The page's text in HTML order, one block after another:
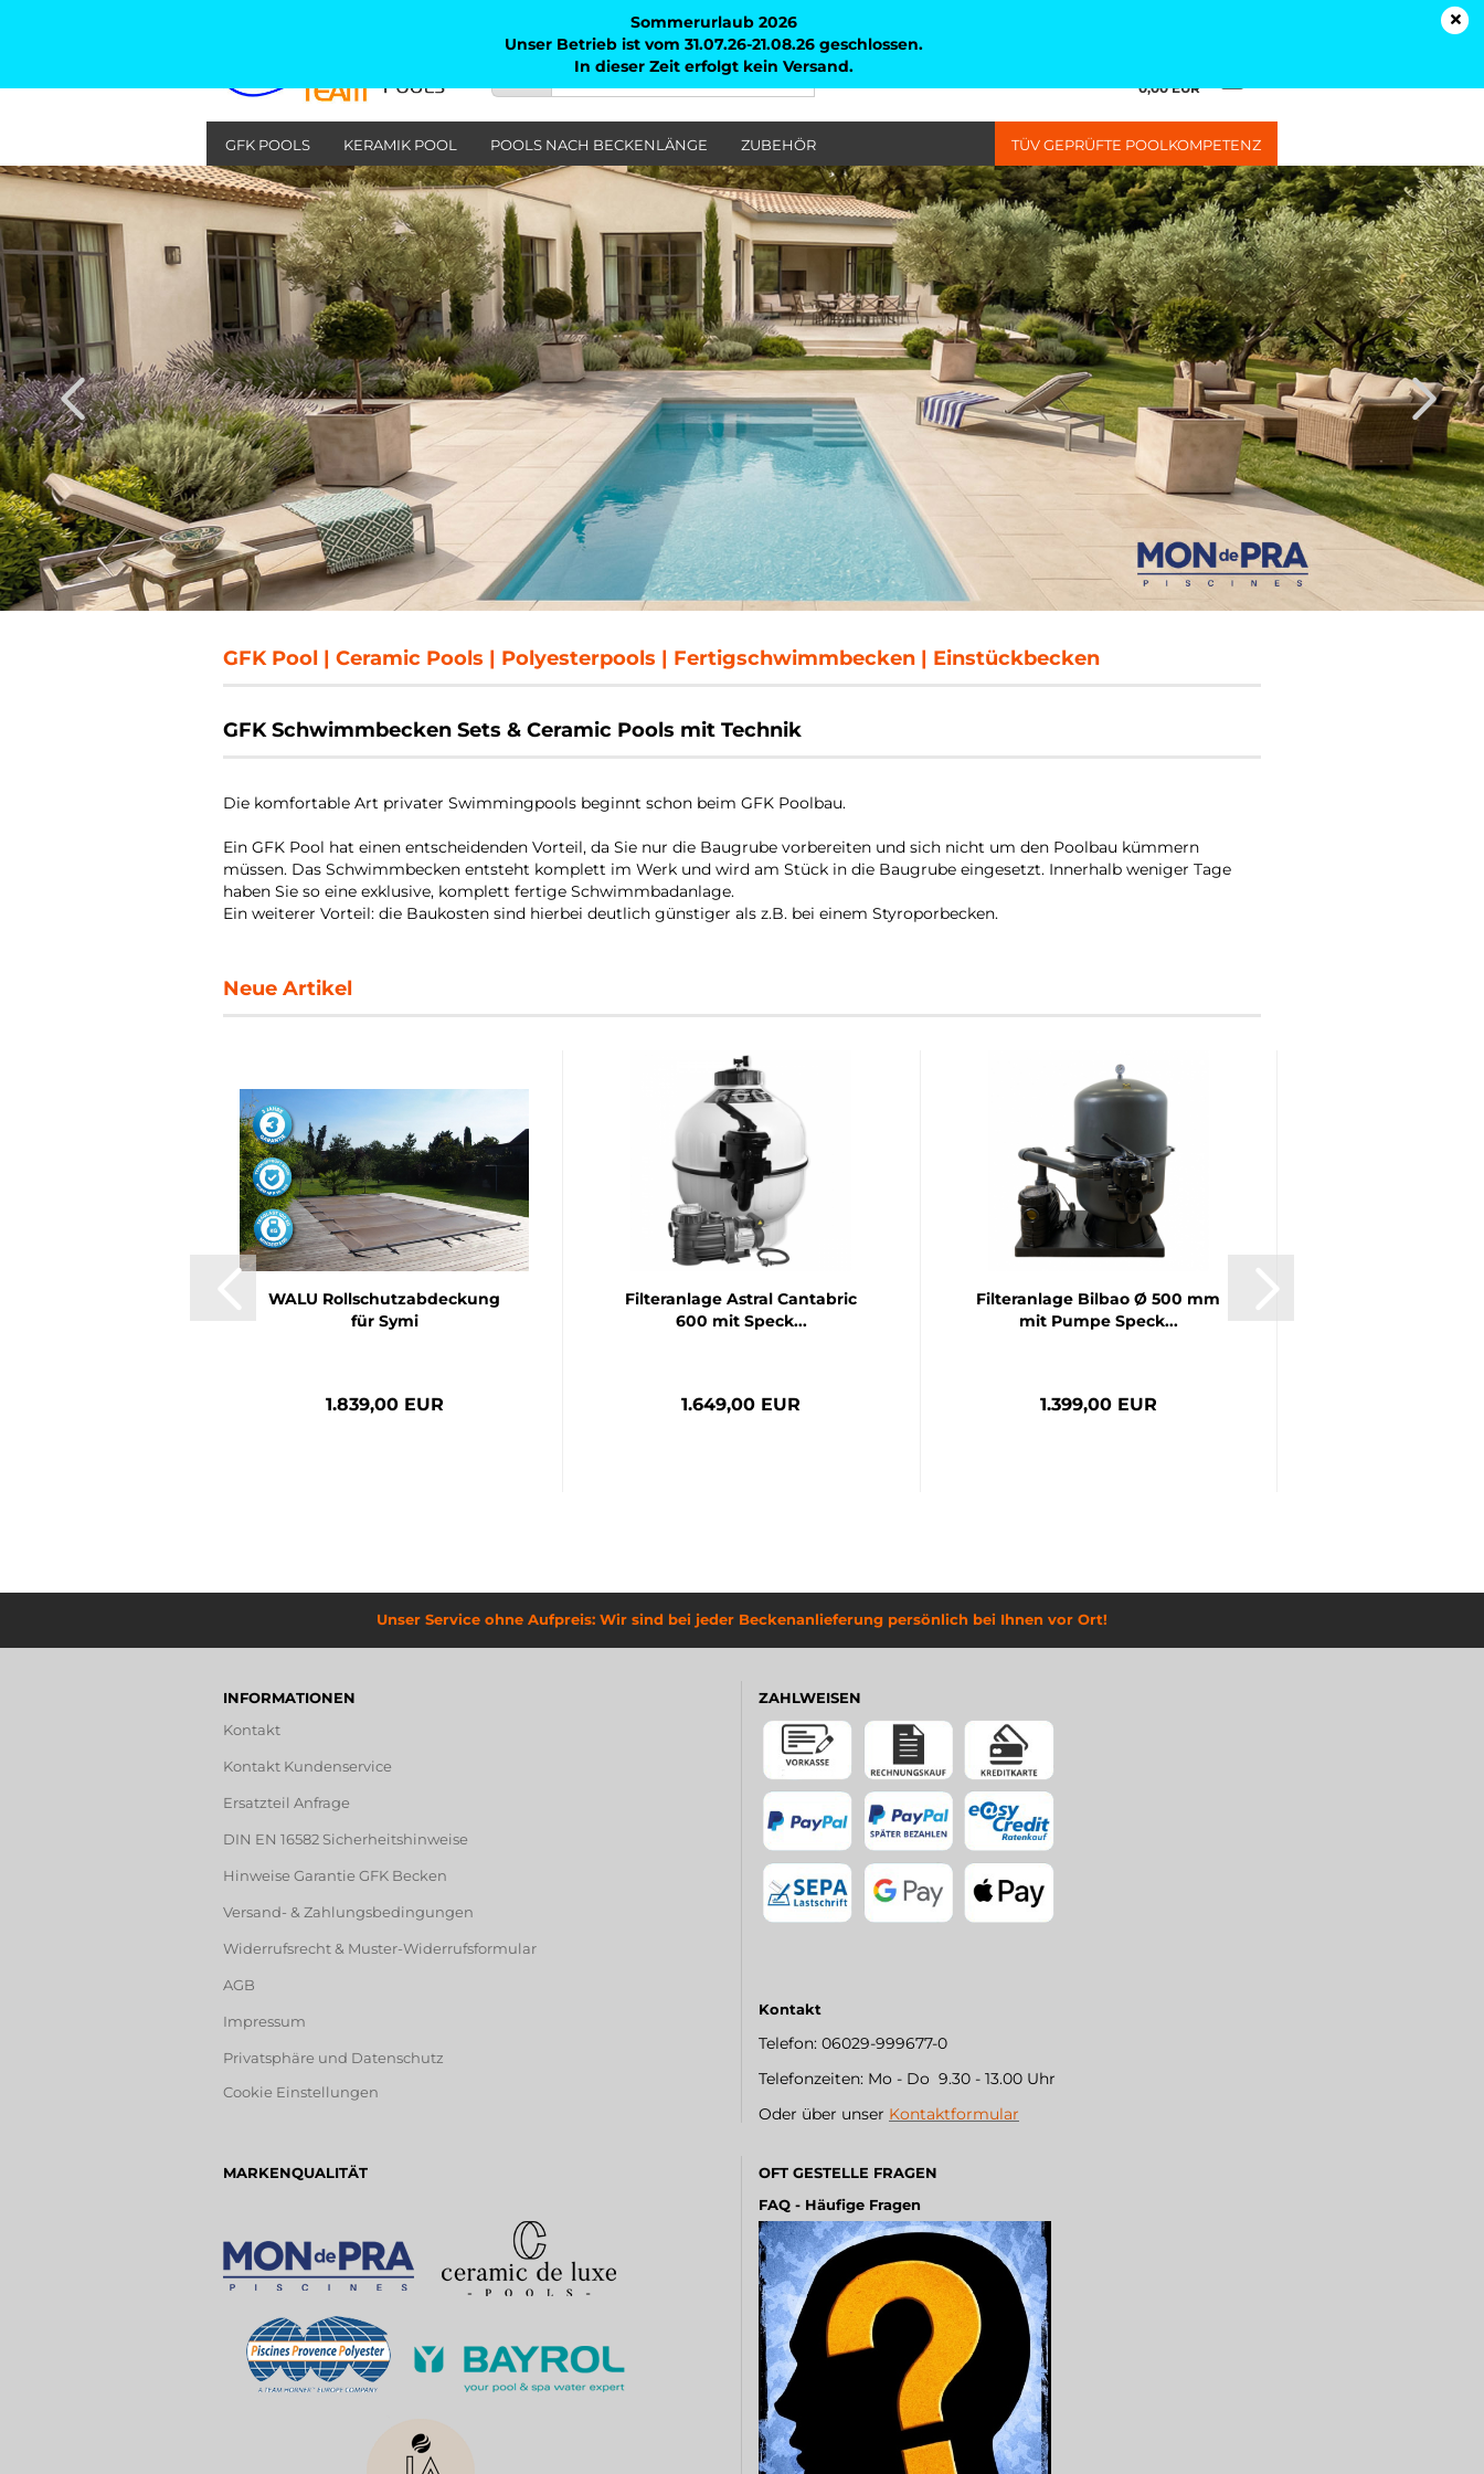
Suche...
0,00 EUR
Sommerurlaub 2026
Unser Betrieb ist vom 31.07.26-21.08.26 geschlossen.
In dieser Zeit erfolgt kein Versand.
GFK POOLS KERAMIK POOL POOLS NACH BECKENLÄNGE ZUBEHÖR TÜV GEPRÜFTE POOLKOMPETENZ
GFK Pool | Ceramic Pools | Polyesterpools | Fertigschwimmbecken | Einstückbecken
GFK Schwimmbecken Sets & Ceramic Pools mit Technik
Die komfortable Art privater Swimmingpools beginnt schon beim GFK Poolbau.
Ein GFK Pool hat einen entscheidenden Vorteil, da Sie nur die Baugrube vorbereiten und sich nicht um den Poolbau kümmern
müssen. Das Schwimmbecken entsteht komplett im Werk und wird am Stück in die Baugrube eingesetzt. Innerhalb weniger Tage
haben Sie so eine exklusive, komplett fertige Schwimmbadanlage.
Ein weiterer Vorteil: die Baukosten sind hierbei deutlich günstiger als z.B. bei einem Styroporbecken.
Neue Artikel
WALU Rollschutzabdeckung
für Symi
1.839,00 EUR
Filteranlage Astral Cantabric
600 mit Speck...
1.649,00 EUR
Filteranlage Bilbao Ø 500 mm
mit Pumpe Speck...
1.399,00 EUR
Unser Service ohne Aufpreis: Wir sind bei jeder Beckenanlieferung persönlich bei Ihnen vor Ort!
INFORMATIONEN
Kontakt
Kontakt Kundenservice
Ersatzteil Anfrage
DIN EN 16582 Sicherheitshinweise
Hinweise Garantie GFK Becken
Versand- & Zahlungsbedingungen
Widerrufsrecht & Muster-Widerrufsformular
AGB
Impressum
Privatsphäre und Datenschutz
Cookie Einstellungen
ZAHLWEISEN
Kontakt
Telefon: 06029-999677-0
Telefonzeiten: Mo - Do 9.30 - 13.00 Uhr
Oder über unser Kontaktformular
MARKENQUALITÄT
OFT GESTELLE FRAGEN
FAQ - Häufige Fragen